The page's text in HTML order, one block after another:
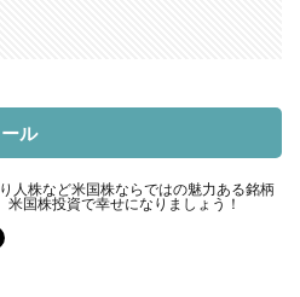
ル
人株など米国株ならではの魅力ある銘柄
米国株投資で幸せになりましょう！